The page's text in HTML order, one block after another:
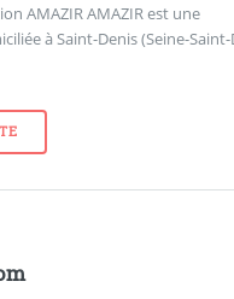
AMAZIR AMAZIR est une
à Saint-Denis (Seine-Saint-